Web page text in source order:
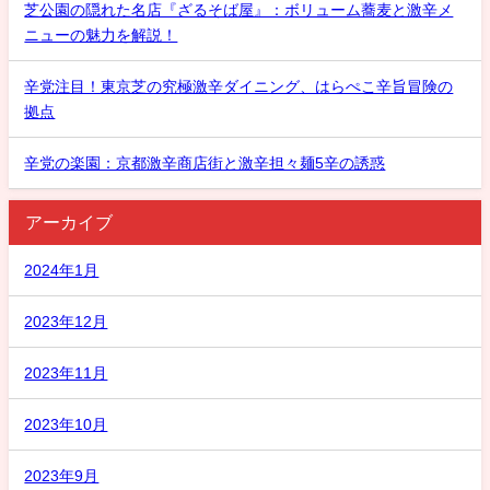
芝公園の隠れた名店『ざるそば屋』：ボリューム蕎麦と激辛メ
ニューの魅力を解説！
辛党注目！東京芝の究極激辛ダイニング、はらぺこ辛旨冒険の
拠点
辛党の楽園：京都激辛商店街と激辛担々麺5辛の誘惑
アーカイブ
2024年1月
2023年12月
2023年11月
2023年10月
2023年9月